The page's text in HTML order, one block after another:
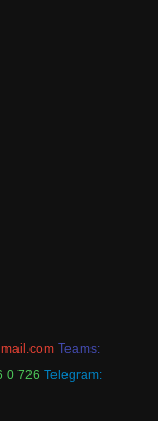
Teams:
0 726 Telegram: